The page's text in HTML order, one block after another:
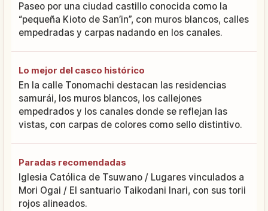
Paseo por una ciudad castillo conocida como la
“pequeña Kioto de San’in”, con muros blancos, calles
empedradas y carpas nadando en los canales.
Lo mejor del casco histórico
En la calle Tonomachi destacan las residencias
samurái, los muros blancos, los callejones
empedrados y los canales donde se reflejan las
vistas, con carpas de colores como sello distintivo.
Paradas recomendadas
Iglesia Católica de Tsuwano / Lugares vinculados a
Mori Ogai / El santuario Taikodani Inari, con sus torii
rojos alineados.